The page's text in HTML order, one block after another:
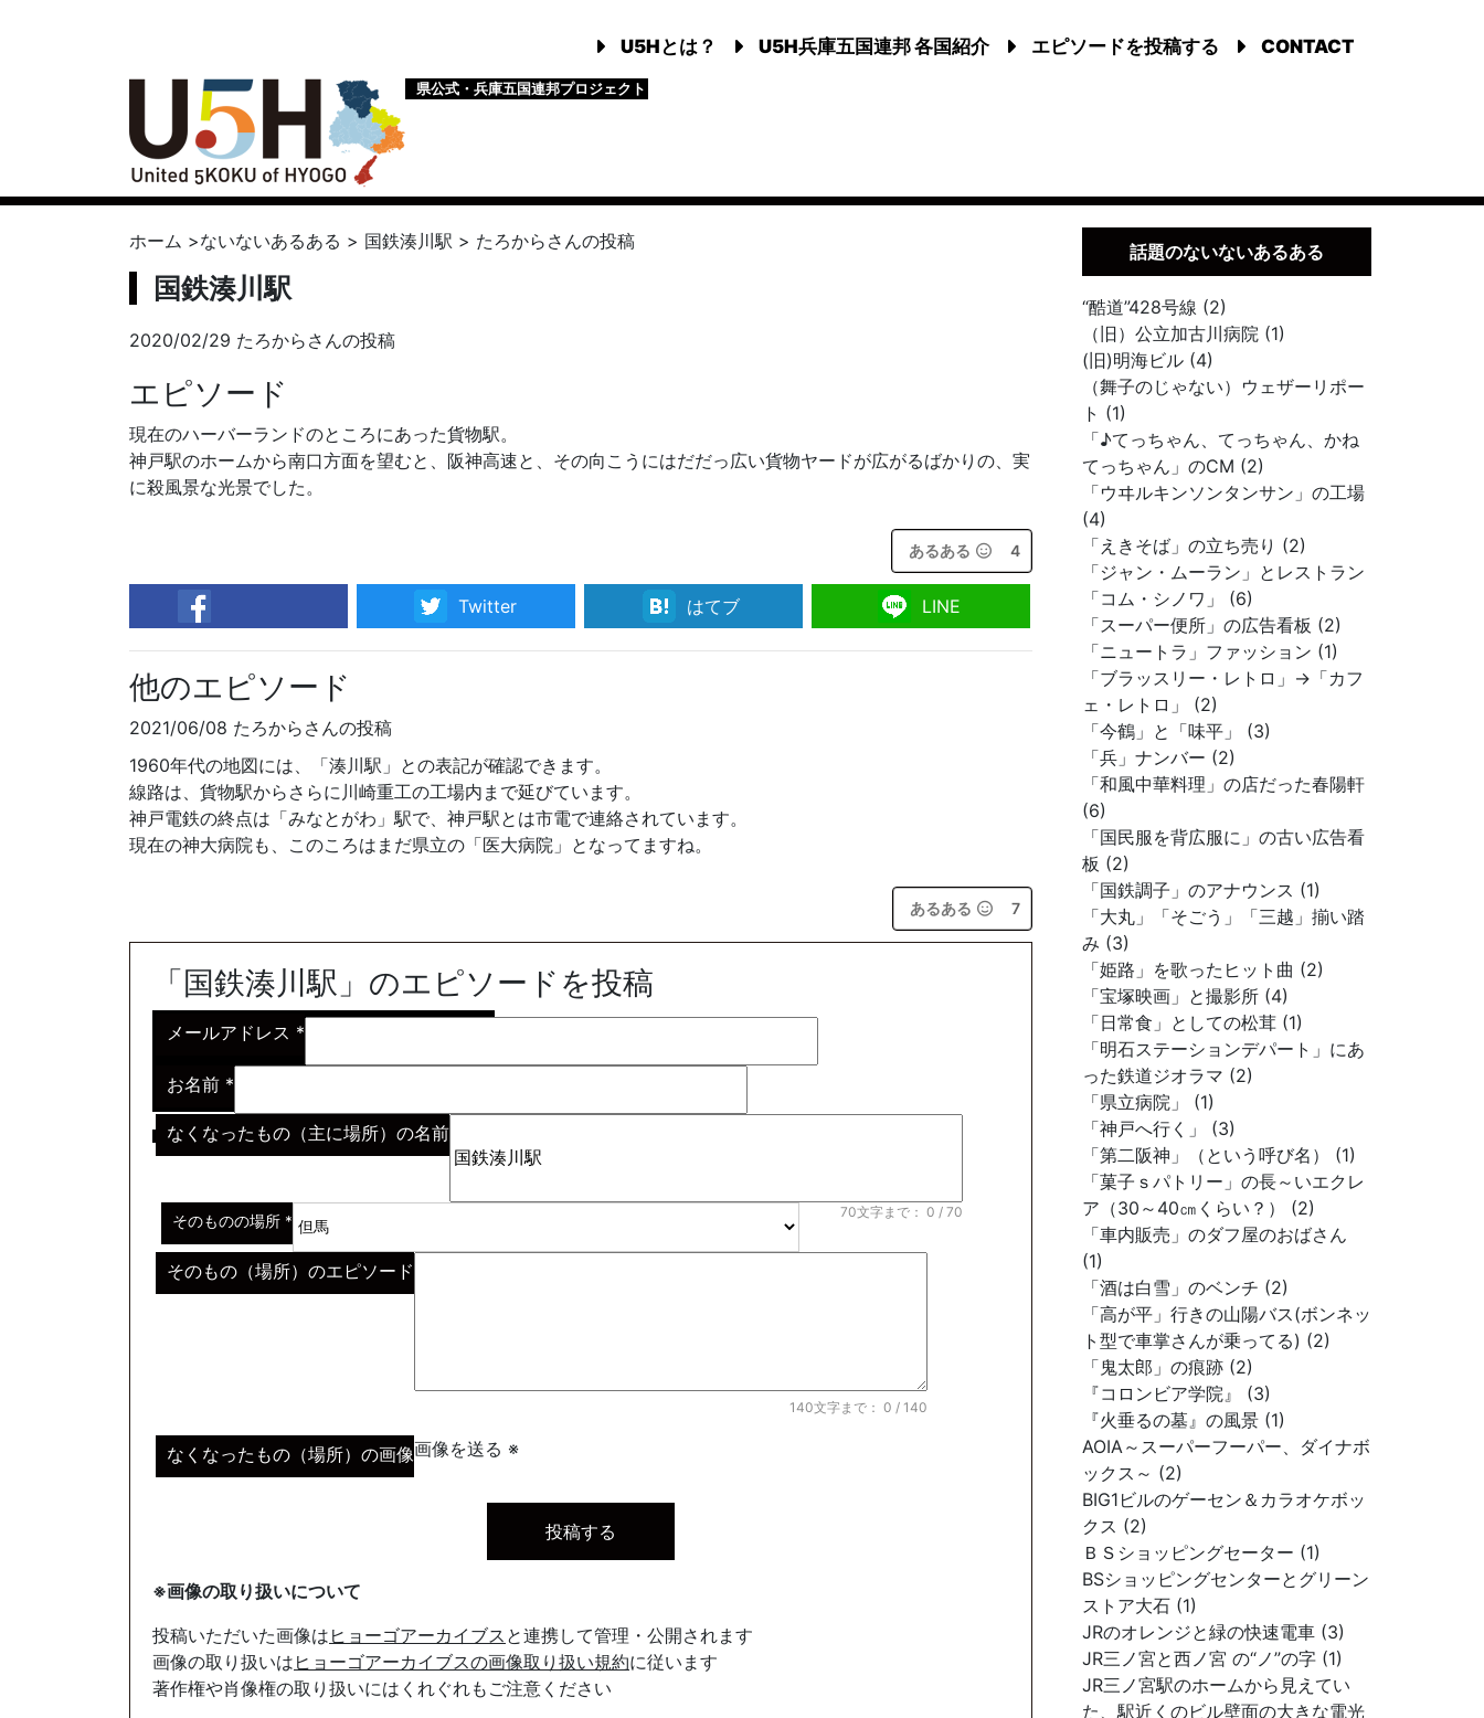
U5Hとは？ U5H兵庫五国連邦 各国紹介 エピソードを投稿する CONTACT
県公式・兵庫五国連邦プロジェクト
ホーム >ないないあるある > 国鉄湊川駅 > たろから さんの投稿
国鉄湊川駅
2020/02/29 たろからさんの投稿
エピソード
現在のハーバーランドのところにあった貨物駅。
神戸駅のホームから南口方面を望むと、阪神高速と、その向こうにはだだっ広い貨物ヤードが広がるばかりの、実
に殺風景な光景でした。
あるある 4
facebook
Twitter はてブ LINE
他のエピソード
2021/06/08 たろからさんの投稿
1960年代の地図には、「湊川駅」との表記が確認できます。
線路は、貨物駅からさらに川崎重工の工場内まで延びています。
神戸電鉄の終点は「みなとがわ」駅で、神戸駅とは市電で連絡されています。
現在の神大病院も、このころはまだ県立の「医大病院」となってますね。
あるある 7
「国鉄湊川駅」のエピソードを投稿
メールアドレス *
お名前 *
なくなったもの（主に場所）の名前
70文字まで：0 / 70
そのものの場所 *
そのもの（場所）のエピソード
140文字まで：0 / 140
なくなったもの（場所）の画像画像を送る ※
※画像の取り扱いについて
投稿いただいた画像は ヒョーゴアーカイブス と連携して管理・公開されます
画像の取り扱いは ヒョーゴアーカイブスの画像取り扱い規約に従います
著作権や肖像権の取り扱いにはくれぐれもご注意ください
話題のないないあるある
“酷道”428号線 (2)
（旧）公立加古川病院 (1)
(旧)明海ビル (4)
（舞子のじゃない）ウェザーリポー
ト (1)
「♪てっちゃん、てっちゃん、かね
てっちゃん」のCM (2)
「ウヰルキンソンタンサン」の工場
(4)
「えきそば」の立ち売り (2)
「ジャン・ムーラン」とレストラン
「コム・シノワ」 (6)
「スーパー便所」の広告看板 (2)
「ニュートラ」ファッション (1)
「ブラッスリー・レトロ」→「カフ
ェ・レトロ」 (2)
「今鶴」と「味平」 (3)
「兵」ナンバー (2)
「和風中華料理」の店だった春陽軒
(6)
「国民服を背広服に」の古い広告看
板 (2)
「国鉄調子」のアナウンス (1)
「大丸」「そごう」「三越」揃い踏
み (3)
「姫路」を歌ったヒット曲 (2)
「宝塚映画」と撮影所 (4)
「日常食」としての松茸 (1)
「明石ステーションデパート」にあ
った鉄道ジオラマ (2)
「県立病院」 (1)
「神戸へ行く」 (3)
「第二阪神」（という呼び名） (1)
「菓子ｓパトリー」の長～いエクレ
ア（30～40㎝くらい？） (2)
「車内販売」のダフ屋のおばさん
(1)
「酒は白雪」のベンチ (2)
「高が平」行きの山陽バス(ボンネッ
ト型で車掌さんが乗ってる) (2)
「鬼太郎」の痕跡 (2)
『コロンビア学院』 (3)
『火垂るの墓』の風景 (1)
AOIA～スーパーフーパー、ダイナボ
ックス～ (2)
BIG1ビルのゲーセン＆カラオケボッ
クス (2)
ＢＳショッピングセーター (1)
BSショッピングセンターとグリーン
ストア大石 (1)
JRのオレンジと緑の快速電車 (3)
JR三ノ宮と西ノ宮 の“ノ”の字 (1)
JR三ノ宮駅のホームから見えてい
た、駅近くのビル壁面の大きな電光